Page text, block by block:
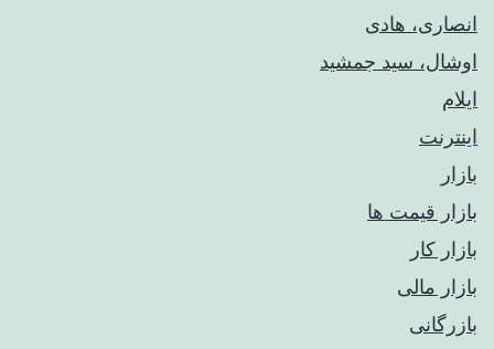
انصاری، هادی
اوشال، سید جمشید
ایلام
اینترنت
بازار
بازار قیمت ها
بازار کار
بازار مالی
بازرگانی